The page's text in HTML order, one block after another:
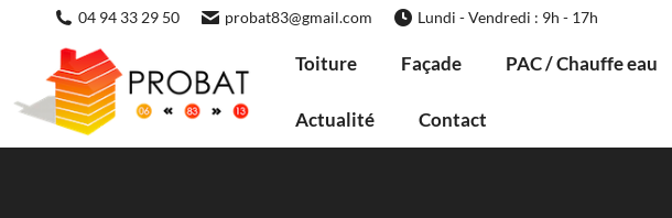
04 94 33 29 50 probat83@gmail.com Lundi - Vendredi : 9h - 17h
Toiture Façade PAC / Chauffe eau
Actualité Contact